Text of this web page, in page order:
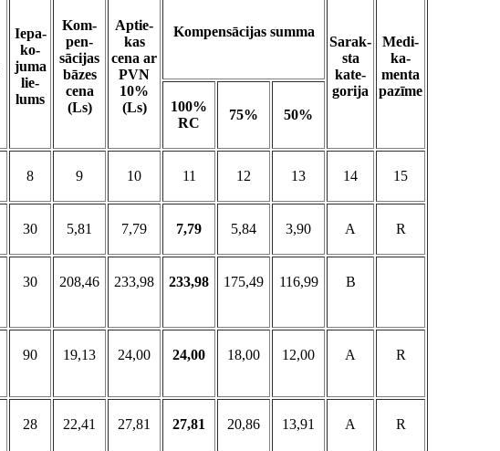
Iepa-
ko-
juma
lie-
lums
Kom-
pen-
sācijas
bāzes
cena
(Ls)
Aptie-
kas
cena ar
PVN
10%
(Ls)
Kompensācijas summa
Sarak-
sta
kate-
gorija
Medi-
ka-
menta
pazīme
100%
RC
75% 50%
8 9 10 11 12 13 14 15
30 5,81 7,79 7,79 5,84 3,90 A R
30 208,46 233,98 233,98 175,49 116,99 B
90 19,13 24,00 24,00 18,00 12,00 A R
28 22,41 27,81 27,81 20,86 13,91 A R